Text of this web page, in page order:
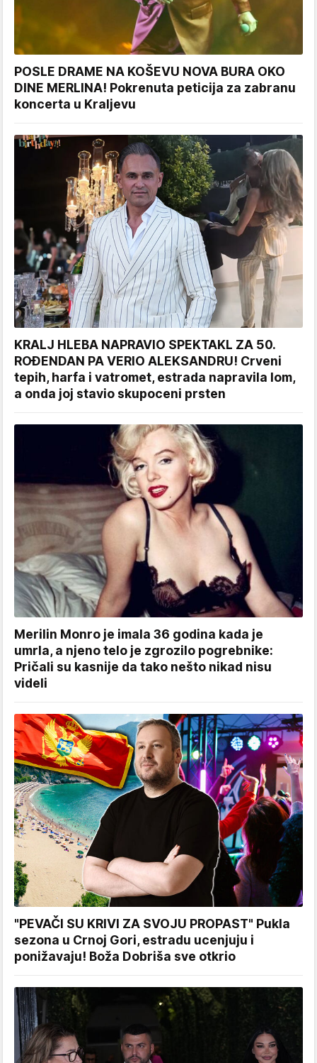
POSLE DRAME NA KOŠEVU NOVA BURA OKO
DINE MERLINA! Pokrenuta peticija za zabranu
koncerta u Kraljevu
KRALJ HLEBA NAPRAVIO SPEKTAKL ZA 50.
ROĐENDAN PA VERIO ALEKSANDRU! Crveni
tepih, harfa i vatromet, estrada napravila lom,
a onda joj stavio skupoceni prsten
Merilin Monro je imala 36 godina kada je
umrla, a njeno telo je zgrozilo pogrebnike:
Pričali su kasnije da tako nešto nikad nisu
videli
"PEVAČI SU KRIVI ZA SVOJU PROPAST" Pukla
sezona u Crnoj Gori, estradu ucenjuju i
ponižavaju! Boža Dobriša sve otkrio